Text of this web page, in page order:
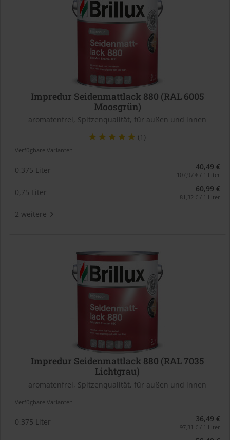
Impredur Seidenmattlack 880 (RAL 6005
Moosgrün)
aromatenfrei, Spitzenqualität, für außen und innen
(1)
Verfügbare Varianten
0,375 Liter 40,49 €
107,97 € / 1 Liter
0,75 Liter 60,99 €
81,32 € / 1 Liter
2 weitere
Impredur Seidenmattlack 880 (RAL 7035
Lichtgrau)
aromatenfrei, Spitzenqualität, für außen und innen
Verfügbare Varianten
0,375 Liter 36,49 €
97,31 € / 1 Liter